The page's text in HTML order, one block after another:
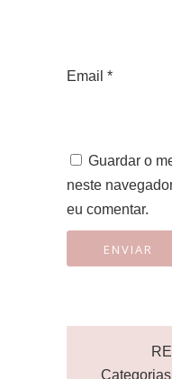
Email *
Guardar o
neste
eu comentar.